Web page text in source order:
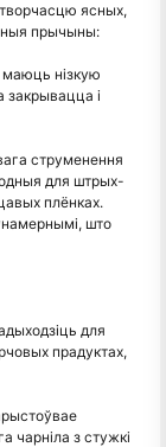
ясных,
прычыны:
маюць нізкую
закрывацца і
струменення
для штрых-
плёнках.
што
для
прадуктах,
чарніла з стужкі